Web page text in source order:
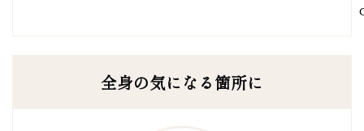
全身の気になる箇所に